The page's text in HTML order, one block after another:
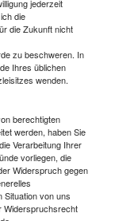
jederzeit
die
die Zukunft nicht
zu beschweren. In
Ihres üblichen
wenden.
berechtigten
werden, haben Sie
Verarbeitung Ihrer
vorliegen, die
Widerspruch gegen
Situation von uns
Widerspruchsrecht